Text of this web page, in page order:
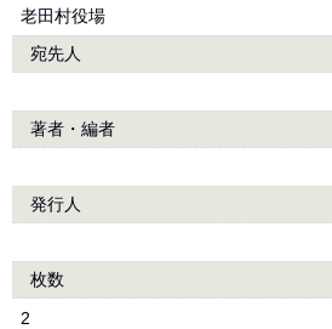
老田村役場
宛先人
著者・編者
発行人
枚数
2